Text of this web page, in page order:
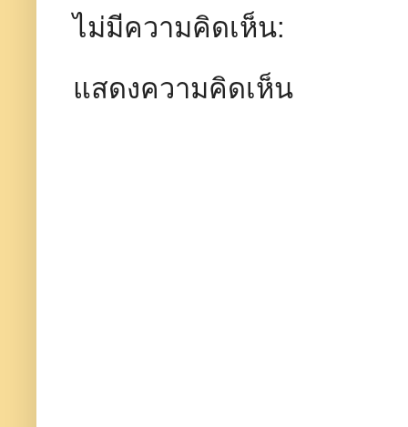
ไม่มีความคิดเห็น:
แสดงความคิดเห็น